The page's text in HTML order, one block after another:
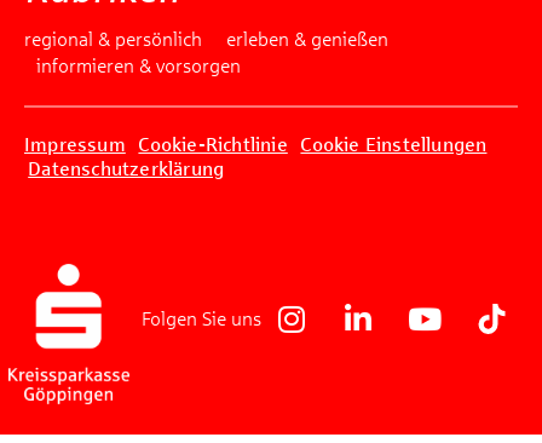
regional & persönlich
erleben & genießen
informieren & vorsorgen
Impressum Cookie-Richtlinie
Cookie Einstellungen
Datenschutzerklärung
Folgen Sie uns
Gewinnspiel geschlossen